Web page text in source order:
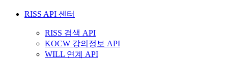
RISS API 센터
RISS 검색 API
KOCW 강의정보 API
WILL 연계 API